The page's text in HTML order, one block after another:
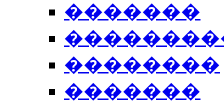
�������
��������
�������